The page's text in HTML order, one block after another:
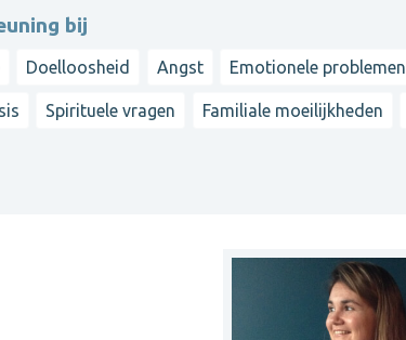
bij
Doelloosheid Angst Emotionele problemen
Spirituele vragen Familiale moeilijkheden